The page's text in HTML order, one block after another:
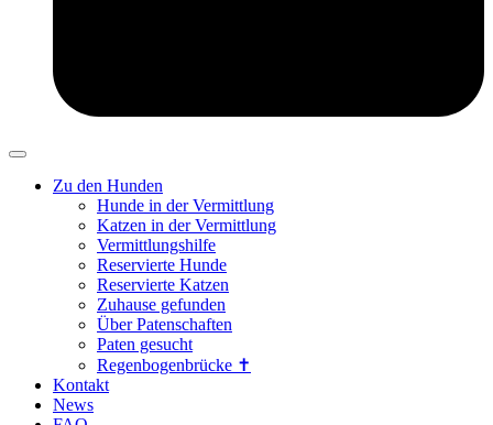
Zu den Hunden
Hunde in der Vermittlung
Katzen in der Vermittlung
Vermittlungshilfe
Reservierte Hunde
Reservierte Katzen
Zuhause gefunden
Über Patenschaften
Paten gesucht
Regenbogenbrücke ✝
Kontakt
News